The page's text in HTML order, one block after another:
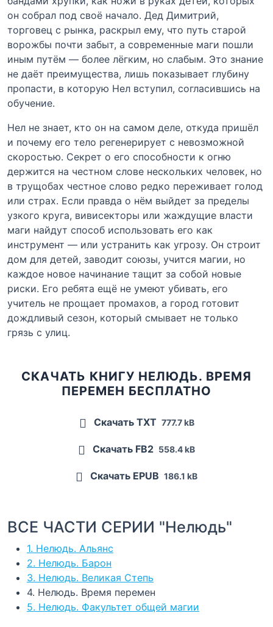
он собрал под своё начало. Дед Димитрий,
торговец с рынка, раскрыл ему, что путь старой
ворожбы почти забыт, а современные маги пошли
иным путём — более лёгким, но слабым. Это знание
не даёт преимущества, лишь показывает глубину
пропасти, в которую Нел вступил, согласившись на
обучение.
Нел не знает, кто он на самом деле, откуда пришёл
и почему его тело регенерирует с невозможной
скоростью. Секрет о его способности к огню
держится на честном слове нескольких человек, но
в трущобах честное слово редко переживает голод
или страх. Если правда о нём выйдет за пределы
узкого круга, вивисекторы или жаждущие власти
маги найдут способ использовать его как
инструмент — или устранить как угрозу. Он строит
дом для детей, заводит союзы, учится магии, но
каждое новое начинание тащит за собой новые
риски. Его ребята ещё не умеют убивать, его
учитель не прощает промахов, а город готовит
дождливый сезон, который смывает не только
грязь с улиц.
СКАЧАТЬ КНИГУ НЕЛЮДЬ. ВРЕМЯ
ПЕРЕМЕН БЕСПЛАТНО
Скачать TXT 777.7 kB
Скачать FB2 558.4 kB
Скачать EPUB 186.1 kB
ВСЕ ЧАСТИ СЕРИИ "Нелюдь"
1. Нелюдь. Альянс
2. Нелюдь. Барон
3. Нелюдь. Великая Степь
4. Нелюдь. Время перемен
5. Нелюдь. Факультет общей магии